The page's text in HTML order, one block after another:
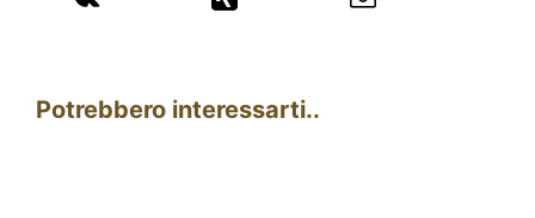
Potrebbero interessarti..